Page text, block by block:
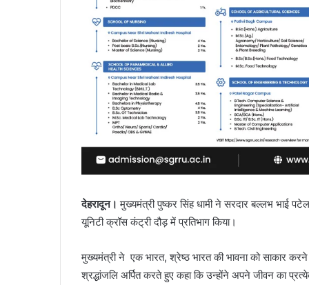
देहरादून।मुख्यमंत्री पुष्कर सिंह धामी ने सरदार बल्लभ भाई
यूनिटी क्रॉस कंट्री दौड़ में प्रतिभाग किया।
मुख्यमंत्री ने एक भारत, श्रेष्ठ भारत की भावना को साकार
श्रद्धांजलि अर्पित करते हुए कहा कि उन्होंने अपने जीवन का